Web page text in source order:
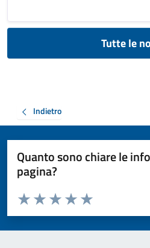
Tutte le
Indietro
Quanto sono chiare le
pagina?
Valuta da 1 a 5 stelle la pagina
Valuta 5 stelle
Valuta 4 stelle su 5
Valuta 3 stelle su 5
Valuta 2 stelle su 5
Valuta 1 stelle su 5